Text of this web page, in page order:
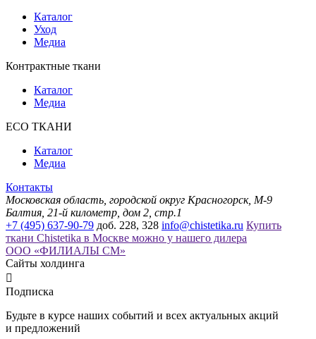
Каталог
Уход
Медиа
Контрактные ткани
Каталог
Медиа
ECO ТКАНИ
Каталог
Медиа
Контакты
Московская область, городской округ Красногорск, М-9
Балтия, 21-й километр, дом 2, стр.1
+7 (495) 637-90-79 доб. 228, 328 info@chistetika.ru Купить
ткани Chistetika в Москве можно у нашего дилера
ООО «ФИЛИАЛЫ СМ»
Сайты холдинга

Подписка
Будьте в курсе наших событий и всех актуальных акций
и предложений